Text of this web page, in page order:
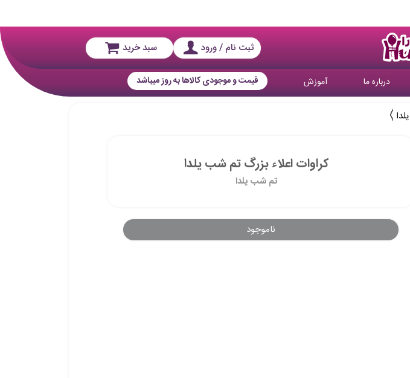
ثبت نام / ورود سبد خرید
درباره ما آموزش قیمت و موجودی کالاها به روز میباشد
کراوات اعلاء بزرگ تم شب یلدا
تم شب یلدا
ناموجود